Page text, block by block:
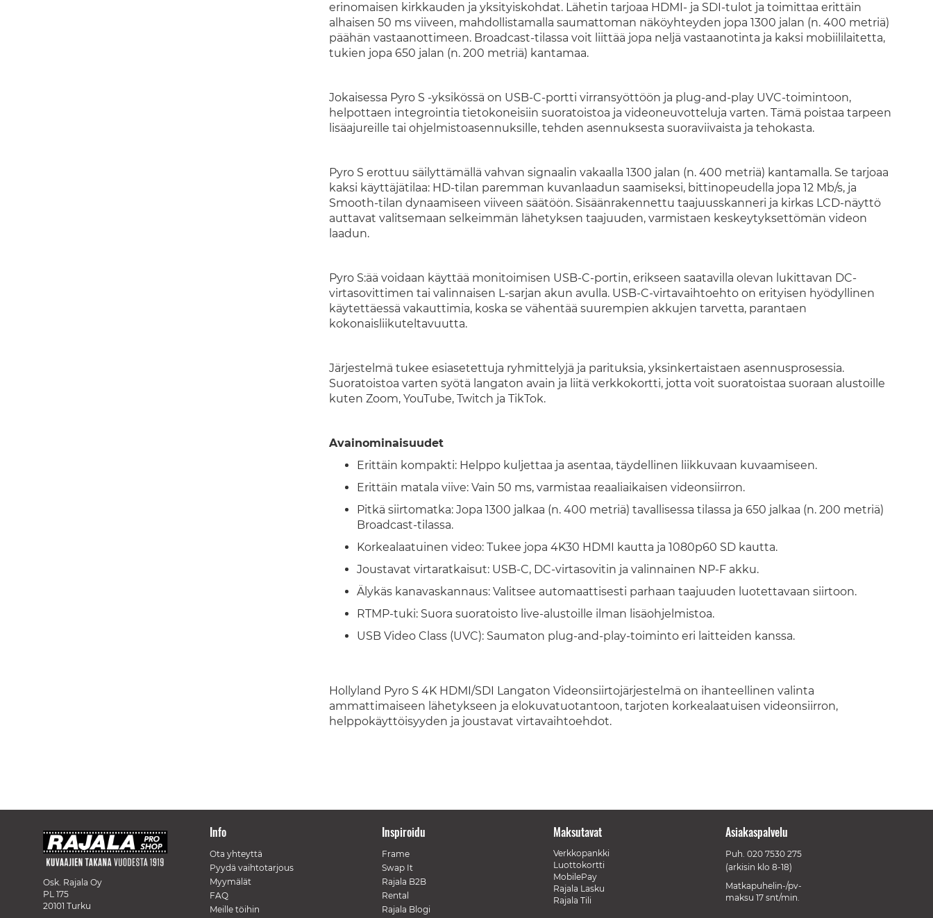
erinomaisen kirkkauden ja yksityiskohdat. Lähetin tarjoaa HDMI- ja SDI-tulot ja toimittaa erittäin
alhaisen 50 ms viiveen, mahdollistamalla saumattoman näköyhteyden jopa 1300 jalan (n. 400 metriä)
päähän vastaanottimeen. Broadcast-tilassa voit liittää jopa neljä vastaanotinta ja kaksi mobiililaitetta,
tukien jopa 650 jalan (n. 200 metriä) kantamaa.
Jokaisessa Pyro S -yksikössä on USB-C-portti virransyöttöön ja plug-and-play UVC-toimintoon,
helpottaen integrointia tietokoneisiin suoratoistoa ja videoneuvotteluja varten. Tämä poistaa tarpeen
lisäajureille tai ohjelmistoasennuksille, tehden asennuksesta suoraviivaista ja tehokasta.
Pyro S erottuu säilyttämällä vahvan signaalin vakaalla 1300 jalan (n. 400 metriä) kantamalla. Se tarjoaa
kaksi käyttäjätilaa: HD-tilan paremman kuvanlaadun saamiseksi, bittinopeudella jopa 12 Mb/s, ja
Smooth-tilan dynaamiseen viiveen säätöön. Sisäänrakennettu taajuusskanneri ja kirkas LCD-näyttö
auttavat valitsemaan selkeimmän lähetyksen taajuuden, varmistaen keskeytyksettömän videon
laadun.
Pyro S:ää voidaan käyttää monitoimisen USB-C-portin, erikseen saatavilla olevan lukittavan DC-
virtasovittimen tai valinnaisen L-sarjan akun avulla. USB-C-virtavaihtoehto on erityisen hyödyllinen
käytettäessä vakauttimia, koska se vähentää suurempien akkujen tarvetta, parantaen
kokonaisliikuteltavuutta.
Järjestelmä tukee esiasetettuja ryhmittelyjä ja parituksia, yksinkertaistaen asennusprosessia.
Suoratoistoa varten syötä langaton avain ja liitä verkkokortti, jotta voit suoratoistaa suoraan alustoille
kuten Zoom, YouTube, Twitch ja TikTok.
Avainominaisuudet
Erittäin kompakti: Helppo kuljettaa ja asentaa, täydellinen liikkuvaan kuvaamiseen.
Erittäin matala viive: Vain 50 ms, varmistaa reaaliaikaisen videonsiirron.
Pitkä siirtomatka: Jopa 1300 jalkaa (n. 400 metriä) tavallisessa tilassa ja 650 jalkaa (n. 200 metriä)
Broadcast-tilassa.
Korkealaatuinen video: Tukee jopa 4K30 HDMI kautta ja 1080p60 SD kautta.
Joustavat virtaratkaisut: USB-C, DC-virtasovitin ja valinnainen NP-F akku.
Älykäs kanavaskannaus: Valitsee automaattisesti parhaan taajuuden luotettavaan siirtoon.
RTMP-tuki: Suora suoratoisto live-alustoille ilman lisäohjelmistoa.
USB Video Class (UVC): Saumaton plug-and-play-toiminto eri laitteiden kanssa.
Hollyland Pyro S 4K HDMI/SDI Langaton Videonsiirtojärjestelmä on ihanteellinen valinta
ammattimaiseen lähetykseen ja elokuvatuotantoon, tarjoten korkealaatuisen videonsiirron,
helppokäyttöisyyden ja joustavat virtavaihtoehdot.
Osk. Rajala Oy
PL 175
20101 Turku
Info
Ota yhteyttä
Pyydä vaihtotarjous
Myymälät
FAQ
Meille töihin
Inspiroidu
Frame
Swap It
Rajala B2B
Rental
Rajala Blogi
Maksutavat
Verkkopankki
Luottokortti
MobilePay
Rajala Lasku
Rajala Tili
Asiakaspalvelu
Puh. 020 7530 275
(arkisin klo 8-18)
Matkapuhelin-/pv-
maksu 17 snt/min.